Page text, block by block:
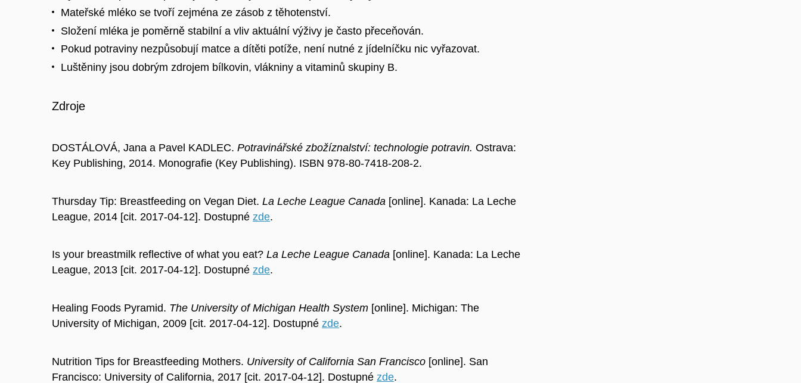
Mateřské mléko se tvoří zejména ze zásob z těhotenství.
Složení mléka je poměrně stabilní a vliv aktuální výživy je často přeceňován.
Pokud potraviny nezpůsobují matce a dítěti potíže, není nutné z jídelníčku nic vyřazovat.
Luštěniny jsou dobrým zdrojem bílkovin, vlákniny a vitaminů skupiny B.
Zdroje
DOSTÁLOVÁ, Jana a Pavel KADLEC. Potravinářské zbožíznalství: technologie potravin. Ostrava:
Key Publishing, 2014. Monografie (Key Publishing). ISBN 978-80-7418-208-2.
Thursday Tip: Breastfeeding on Vegan Diet. La Leche League Canada [online]. Kanada: La Leche
League, 2014 [cit. 2017-04-12]. Dostupné zde.
Is your breastmilk reflective of what you eat? La Leche League Canada [online]. Kanada: La Leche
League, 2013 [cit. 2017-04-12]. Dostupné zde.
Healing Foods Pyramid. The University of Michigan Health System [online]. Michigan: The
University of Michigan, 2009 [cit. 2017-04-12]. Dostupné zde.
Nutrition Tips for Breastfeeding Mothers. University of California San Francisco [online]. San
Francisco: University of California, 2017 [cit. 2017-04-12]. Dostupné zde.